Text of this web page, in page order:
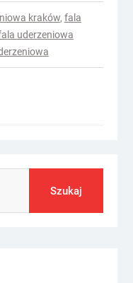
kraków, fala
uderzeniowa